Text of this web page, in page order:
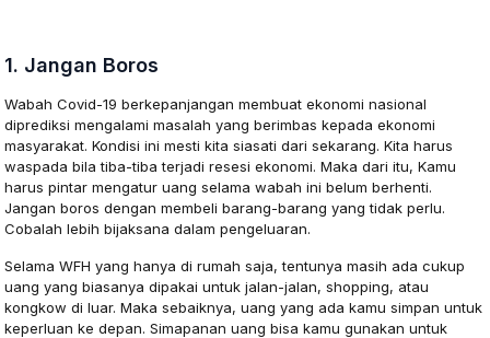
1. Jangan Boros
Wabah Covid-19 berkepanjangan membuat ekonomi nasional
diprediksi mengalami masalah yang berimbas kepada ekonomi
masyarakat. Kondisi ini mesti kita siasati dari sekarang. Kita harus
waspada bila tiba-tiba terjadi resesi ekonomi. Maka dari itu, Kamu
harus pintar mengatur uang selama wabah ini belum berhenti.
Jangan boros dengan membeli barang-barang yang tidak perlu.
Cobalah lebih bijaksana dalam pengeluaran.
Selama WFH yang hanya di rumah saja, tentunya masih ada cukup
uang yang biasanya dipakai untuk jalan-jalan, shopping, atau
kongkow di luar. Maka sebaiknya, uang yang ada kamu simpan untuk
keperluan ke depan. Simapanan uang bisa kamu gunakan untuk